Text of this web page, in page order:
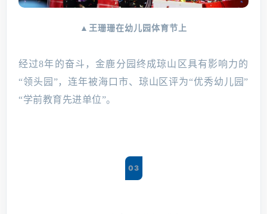
▲王珊珊在幼儿园体育节上
经过8年的奋斗，金鹿分园终成琼山区具有影响力的
“领头园”，连年被海口市、琼山区评为“优秀幼儿园”
“学前教育先进单位”。
03